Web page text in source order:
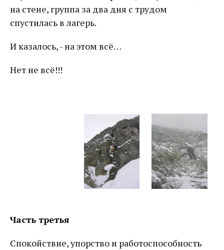
на стене, группа за два дня с трудом
спустилась в лагерь.
И казалось, - на этом всё…
Нет не всё!!!
Часть третья
Спокойствие, упорство и работоспособность